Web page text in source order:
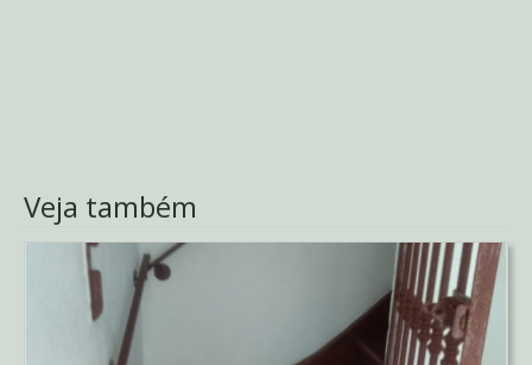
Veja também